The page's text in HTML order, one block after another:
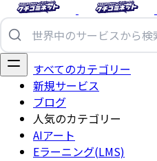
すべてのカテゴリー
新規サービス
ブログ
人気のカテゴリー
AIアート
Eラーニング(LMS)